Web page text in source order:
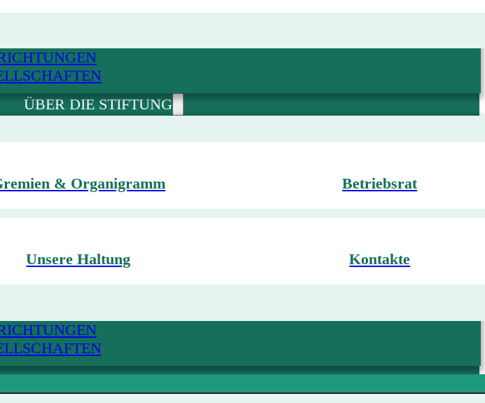
ÜBER DIE STIFTUNG
& Organigramm Betriebsrat
Unsere Haltung Kontakte